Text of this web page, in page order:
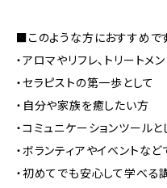
■このような方におすすめ
・アロマやリフレ、トリート
・セラピストの第一歩として
・自分や家族を癒したい方
・コミュニケーションツールと
・ボランティアやイベントな
・初めてでも安心して学べる